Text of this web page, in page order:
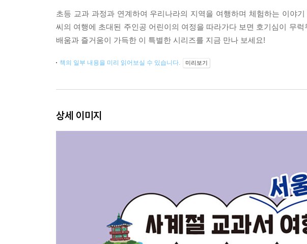
초등 교과 과정과 연계하여 우리나라의 지역을 여행하며 체험하는 이야
씨의 여행에 초대된 주인공 어린이의 여정을 따라가다 보면 호기심이 무
배움과 즐거움이 가득한 이 특별한 시리즈를 지금 만나 보세요!
책의 일부 내용을 미리 읽어보실 수 있습니다. 미리보기
상세 이미지